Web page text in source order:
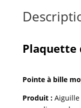
Plaquette
Pointe à bille
Produit : Aiguille